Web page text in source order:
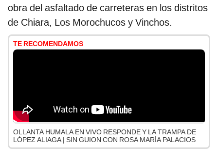
obra del asfaltado de carreteras en los distritos
de Chiara, Los Morochucos y Vinchos.
TE RECOMENDAMOS
OLLANTA HUMALA EN VIVO RESPONDE Y LA TRAMPA DE
LÓPEZ ALIAGA | SIN GUION CON ROSA MARÍA PALACIOS